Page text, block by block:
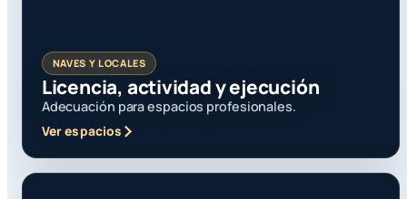
NAVES Y LOCALES
Licencia, actividad y ejecución
Adecuación para espacios profesionales.
Ver espacios